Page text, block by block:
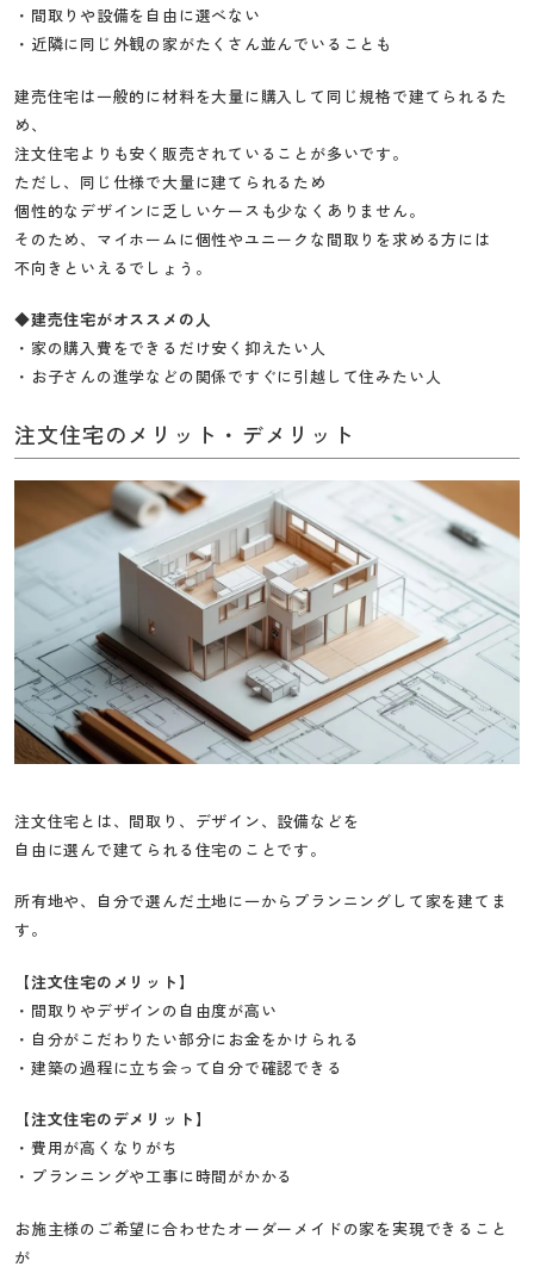
・間取りや設備を自由に選べない
・近隣に同じ外観の家がたくさん並んでいることも
建売住宅は一般的に材料を大量に購入して同じ規格で建てられるた
め、
注文住宅よりも安く販売されていることが多いです。
ただし、同じ仕様で大量に建てられるため
個性的なデザインに乏しいケースも少なくありません。
そのため、マイホームに個性やユニークな間取りを求める方には
不向きといえるでしょう。
◆建売住宅がオススメの人
・家の購入費をできるだけ安く抑えたい人
・お子さんの進学などの関係ですぐに引越して住みたい人
注文住宅のメリット・デメリット
注文住宅とは、間取り、デザイン、設備などを
自由に選んで建てられる住宅のことです。
所有地や、自分で選んだ土地に一からプランニングして家を建てま
す。
【注文住宅のメリット】
・間取りやデザインの自由度が高い
・自分がこだわりたい部分にお金をかけられる
・建築の過程に立ち会って自分で確認できる
【注文住宅のデメリット】
・費用が高くなりがち
・プランニングや工事に時間がかかる
お施主様のご希望に合わせたオーダーメイドの家を実現できること
が